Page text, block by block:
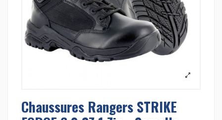
Chaussures Rangers STRIKE